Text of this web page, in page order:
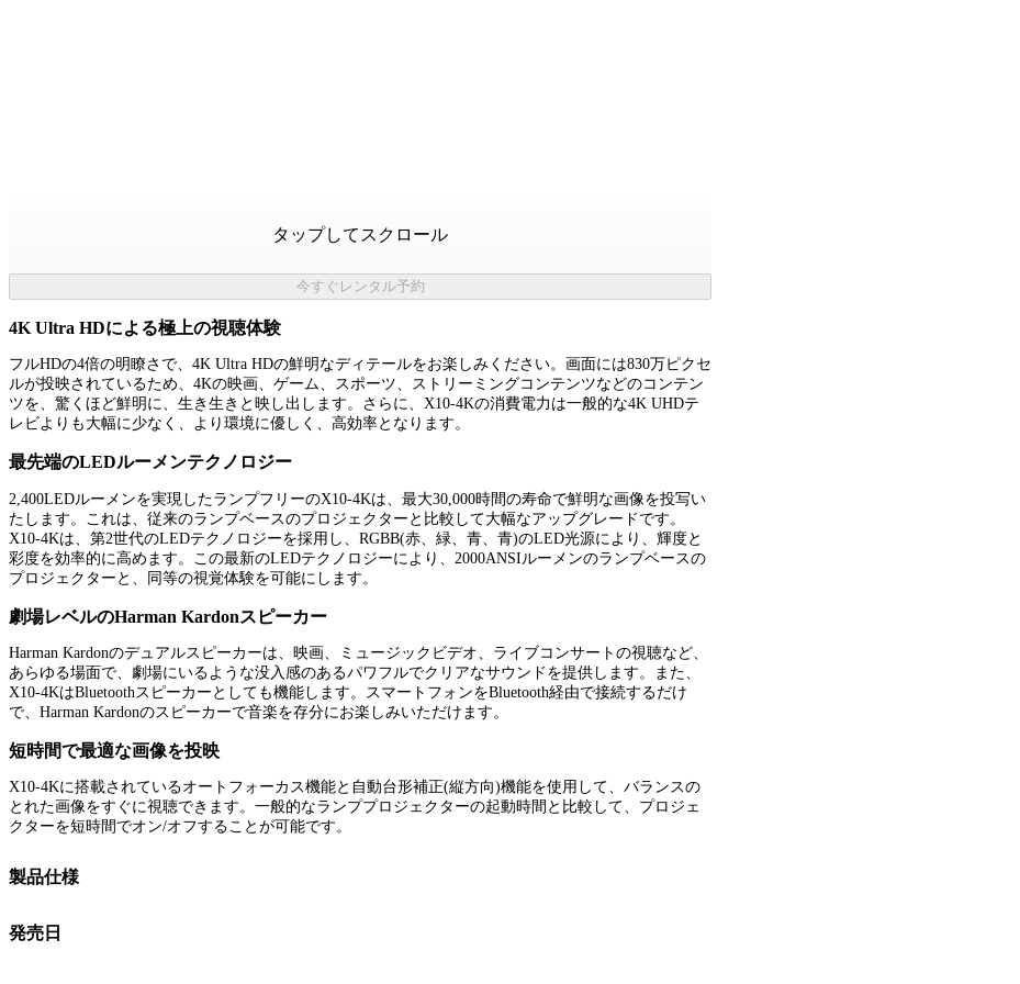
タップしてスクロール
今すぐレンタル予約
4K Ultra HDによる極上の視聴体験
フルHDの4倍の明瞭さで、4K Ultra HDの鮮明なディテールをお楽しみください。画面には830万ピクセ
ルが投映されているため、4Kの映画、ゲーム、スポーツ、ストリーミングコンテンツなどのコンテン
ツを、驚くほど鮮明に、生き生きと映し出します。さらに、X10-4Kの消費電力は一般的な4K UHDテ
レビよりも大幅に少なく、より環境に優しく、高効率となります。
最先端のLEDルーメンテクノロジー
2,400LEDルーメンを実現したランプフリーのX10-4Kは、最大30,000時間の寿命で鮮明な画像を投写い
たします。これは、従来のランプベースのプロジェクターと比較して大幅なアップグレードです。
X10-4Kは、第2世代のLEDテクノロジーを採用し、RGBB(赤、緑、青、青)のLED光源により、輝度と
彩度を効率的に高めます。この最新のLEDテクノロジーにより、2000ANSIルーメンのランプベースの
プロジェクターと、同等の視覚体験を可能にします。
劇場レベルのHarman Kardonスピーカー
Harman Kardonのデュアルスピーカーは、映画、ミュージックビデオ、ライブコンサートの視聴など、
あらゆる場面で、劇場にいるような没入感のあるパワフルでクリアなサウンドを提供します。また、
X10-4KはBluetoothスピーカーとしても機能します。スマートフォンをBluetooth経由で接続するだけ
で、Harman Kardonのスピーカーで音楽を存分にお楽しみいただけます。
短時間で最適な画像を投映
X10-4Kに搭載されているオートフォーカス機能と自動台形補正(縦方向)機能を使用して、バランスの
とれた画像をすぐに視聴できます。一般的なランププロジェクターの起動時間と比較して、プロジェ
クターを短時間でオン/オフすることが可能です。
製品仕様
発売日